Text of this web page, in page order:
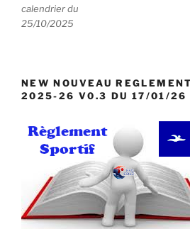
calendrier du
25/10/2025
NEW NOUVEAU
2025-26 V0.3 DU 17/01/26